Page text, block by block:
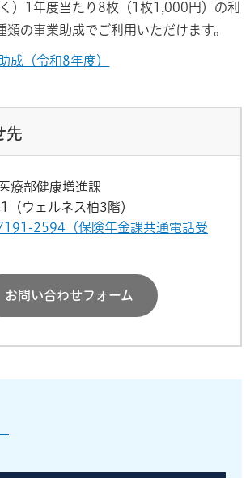
）1年度当たり8枚（1枚1,000円）の利
類の事業助成でご利用いただけます。
成（令和8年度）
先
療部健康増進課
（ウェルネス柏3階）
2594（保険年金課共通電話受
お問い合わせフォーム